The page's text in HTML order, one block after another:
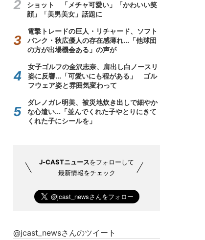
ショット 「メチャ可愛い」「かわいい笑
顔」「美男美女」話題に
電撃トレードの巨人・リチャード、ソフト
バンク・秋広優人の存在感薄れ...「他球団
の方が出場機会ある」の声が
女子ゴルフの金沢志奈、肩出し白ノースリ
姿に反響...「可愛いにも程がある」 ゴル
フウェア姿と雰囲気変わって
ダレノガレ明美、被災地炊き出しで細やか
な心遣い...「並んでくれた子やとりにきて
くれた子にシールを」
J-CASTニュースをフォローして
最新情報をチェック
@jcast_newsさんのツイート